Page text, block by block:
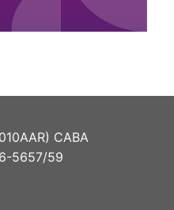
CABA
5657/59